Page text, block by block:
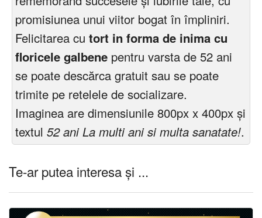
promisiunea unui viitor bogat în împliniri.
Felicitarea cu tort in forma de inima cu
floricele galbene pentru varsta de 52 ani
se poate descărca gratuit sau se poate
trimite pe retelele de socializare.
Imaginea are dimensiunile 800px x 400px și
textul 52 ani La multi ani si multa sanatate!.
Te-ar putea interesa și ...